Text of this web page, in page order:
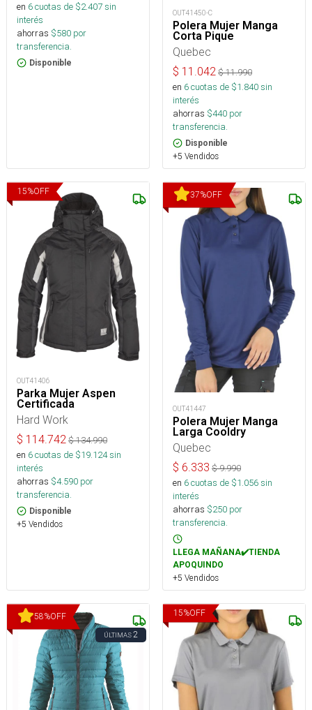
en 6cuotas de $2.407sin
interés
ahorras $580 por
transferencia.
Disponible
OUT41450-C
Polera Mujer Manga
Corta Pique
Quebec
$ 11.042 $11.990
en 6cuotas de $1.840sin
interés
ahorras $440 por
transferencia.
Disponible
+5 Vendidos
15%OFF
OUT41406
Parka Mujer Aspen
Certificada
Hard Work
$ 114.742 $134.990
en 6cuotas de $19.124sin
interés
ahorras $4.590 por
transferencia.
Disponible
+5 Vendidos
37%OFF
OUT41447
Polera Mujer Manga
Larga Cooldry
Quebec
$ 6.333 $9.990
en 6cuotas de $1.056sin
interés
ahorras $250 por
transferencia.
LLEGA MAÑANA✔️TIENDA
APOQUINDO
+5 Vendidos
58%OFF
ÚLTIMAS2
15%OFF